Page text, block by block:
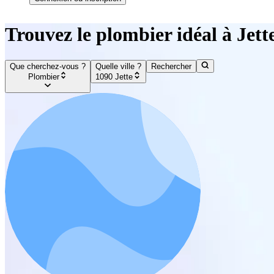
Trouvez le plombier idéal à
Que cherchez-vous ?
Plombier
Quelle ville ?
1090 Jette
Rechercher